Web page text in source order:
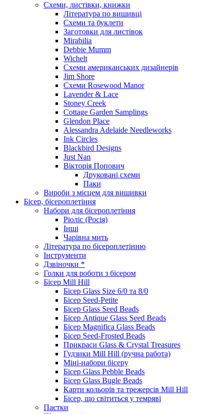
Схеми, листівки, книжки
Література по вишивці
Схеми та буклети
Заготовки для листівок
Mirabilia
Debbie Mumm
Wichelt
Схеми американських дизайнерів
Jim Shore
Cхеми Rosewood Manor
Lavender & Lace
Stoney Creek
Cottage Garden Samplings
Glendon Place
Alessandra Adelaide Needleworks
Ink Circles
Blackbird Designs
Just Nan
Вікторія Попович
Друковані схеми
Паки
Вироби з місцем для вишивки
Бісер, бісероплетіння
Набори для бісероплетіння
Ріоліс (Росія)
Інші
Чарівна мить
Література по бісероплетінню
Інструменти
Дзвіночки *
Голки для роботи з бісером
Бісер Mill Hill
Бісер Glass Size 6/0 та 8/0
Бісер Seed-Petite
Бісер Glass Seed Beads
Бісер Antique Glass Seed Beads
Бісер Magnifica Glass Beads
Бісер Seed-Frosted Beads
Прикраси Glass & Crystal Treasures
Гудзики Mill Hill (ручна работа)
Міні-набори бісеру
Бісер Glass Pebble Beads
Бісер Glass Bugle Beads
Карти кольорів та трежерсів Mill Hill
Бісер, що світиться у темряві
Паєтки